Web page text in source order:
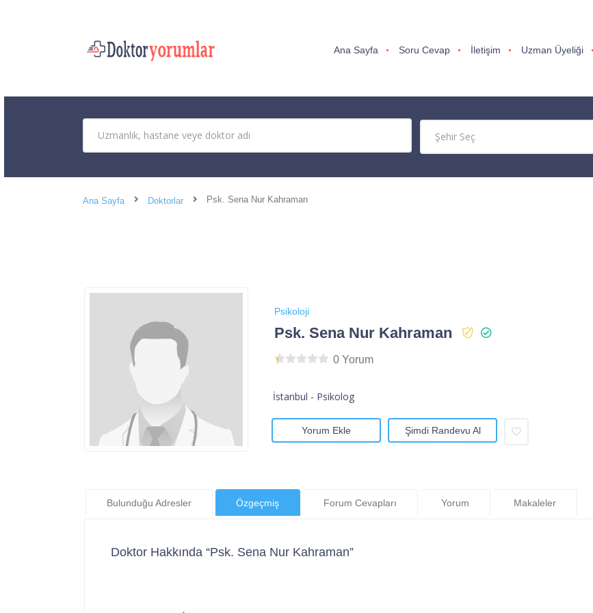
Ana Sayfa Soru Cevap İletişim Uzman Üyeliği
Ana Sayfa Doktorlar Psk. Sena Nur Kahraman
Psikoloji
Psk. Sena Nur Kahraman
0 Yorum
İstanbul - Psikolog
Yorum Ekle Şimdi Randevu Al
Bulunduğu Adresler Özgeçmiş Forum Cevapları Yorum Makaleler
Doktor Hakkında “Psk. Sena Nur Kahraman”